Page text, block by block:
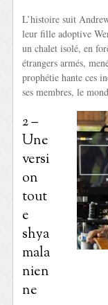
L’histoire suit
leur fille adoptive
un chalet isolé, en
étrangers armés,
prophétie hante ces
ses membres, le
2 –
Une
versi
on
tout
e
shya
mala
nien
ne